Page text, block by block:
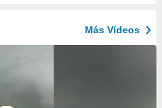
Más Vídeos